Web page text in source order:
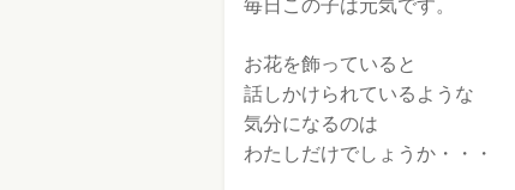
毎日この子は元気です。
お花を飾っていると
話しかけられているような
気分になるのは
わたしだけでしょうか・・・